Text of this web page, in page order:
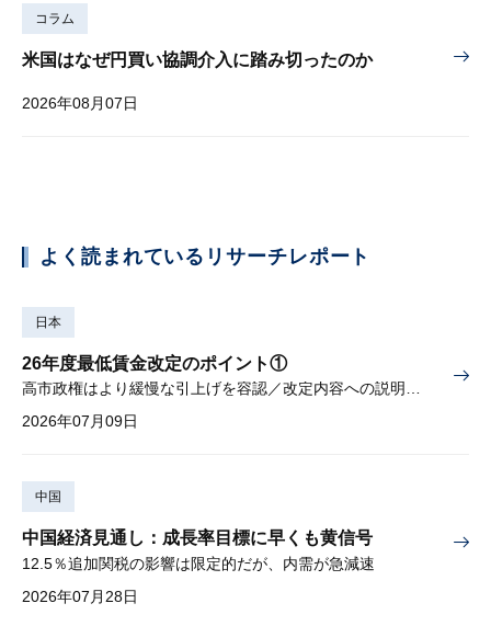
コラム
米国はなぜ円買い協調介入に踏み切ったのか
2026年08月07日
よく読まれているリサーチレポート
日本
26年度最低賃金改定のポイント①
高市政権はより緩慢な引上げを容認／改定内容への説明責任が焦点
2026年07月09日
中国
中国経済見通し：成長率目標に早くも黄信号
12.5％追加関税の影響は限定的だが、内需が急減速
2026年07月28日